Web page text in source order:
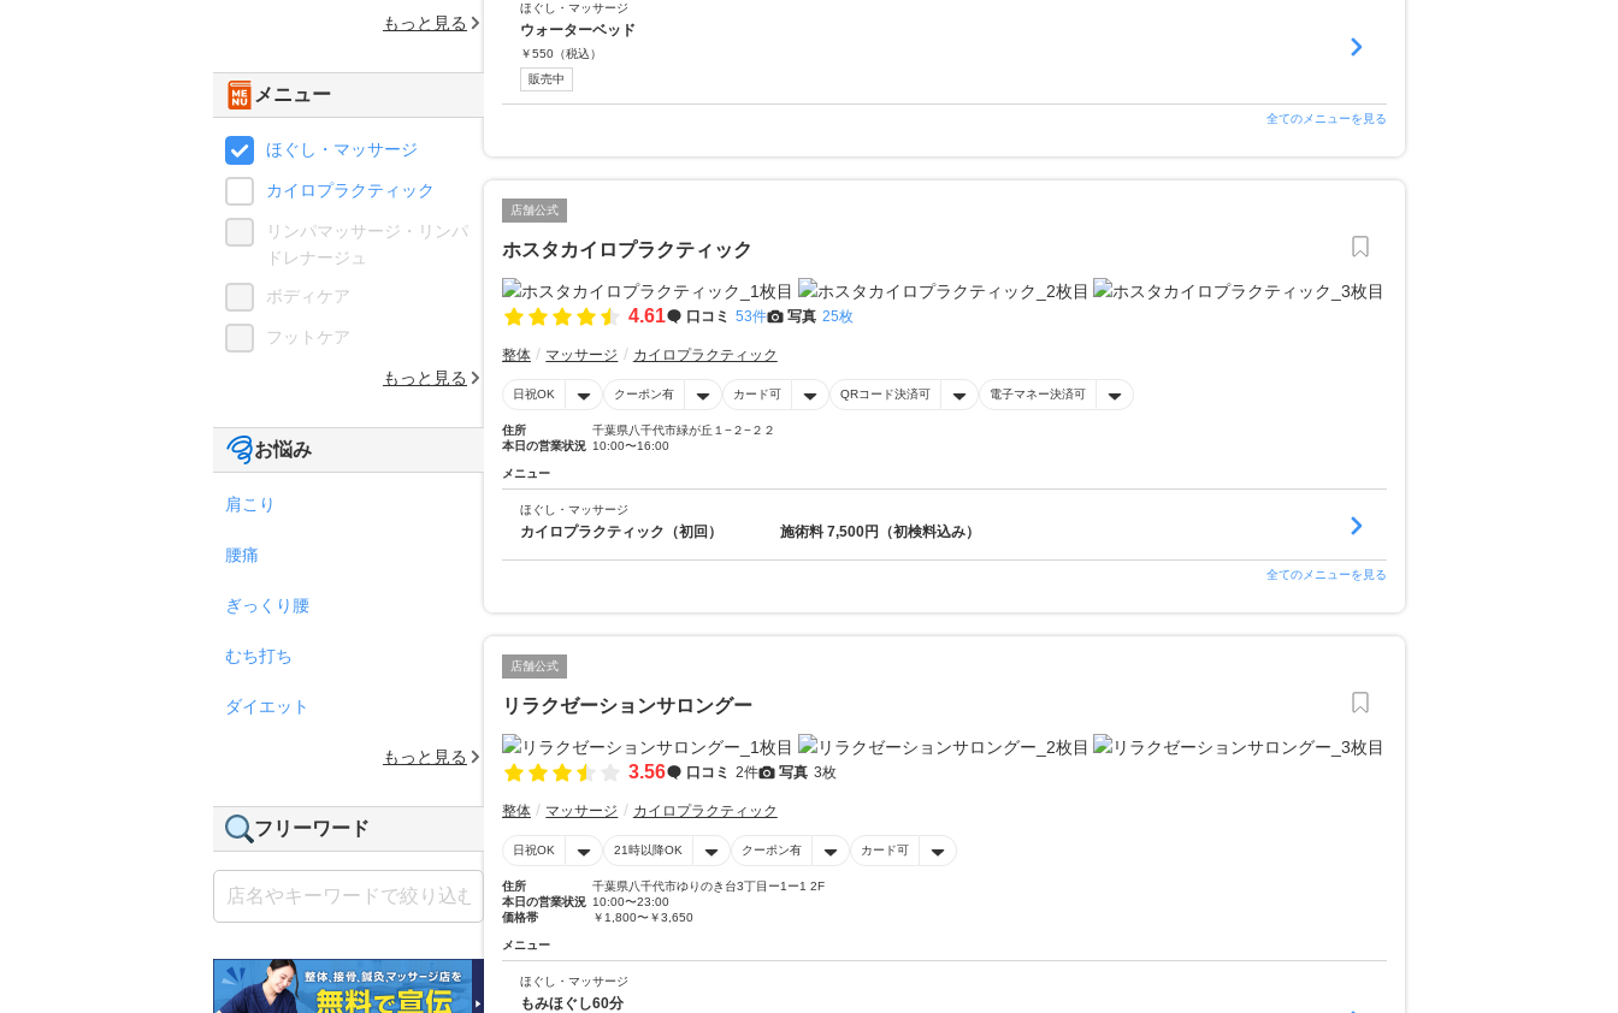
ほぐし・マッサージ
ウォーターベッド
￥550 （税込）
販売中
全てのメニューを見る
店舗公式
ホスタカイロプラクティック
4.61 口コミ 53件 写真 25枚
整体 マッサージ カイロプラクティック
日祝OK クーポン有 カード可 QRコード決済可 電子マネー決済可
住所
千葉県八千代市緑が丘１−２−２２
本日の営業状況 10:00〜16:00
メニュー
ほぐし・マッサージ
カイロプラクティック（初回） 施術料 7,500円（初検料込み）
全てのメニューを見る
店舗公式
リラクゼーションサロングー
3.56 口コミ 2件 写真 3枚
整体 マッサージ カイロプラクティック
日祝OK 21時以降OK クーポン有 カード可
住所
千葉県八千代市ゆりのき台3丁目ー1ー1 2F
本日の営業状況 10:00〜23:00
価格帯
￥1,800〜￥3,650
メニュー
ほぐし・マッサージ
もみほぐし60分
もっと見る
メニュー
ほぐし・マッサージ
カイロプラクティック
リンパマッサージ・リンパ
ドレナージュ
ボディケア
フットケア
もっと見る
お悩み
肩こり
腰痛
ぎっくり腰
むち打ち
ダイエット
もっと見る
フリーワード